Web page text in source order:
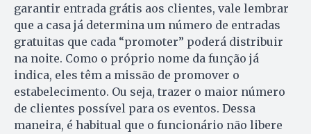
garantir entrada grátis aos clientes, vale lembrar
que a casa já determina um número de entradas
gratuitas que cada “promoter” poderá distribuir
na noite. Como o próprio nome da função já
indica, eles têm a missão de promover o
estabelecimento. Ou seja, trazer o maior número
de clientes possível para os eventos. Dessa
maneira, é habitual que o funcionário não libere